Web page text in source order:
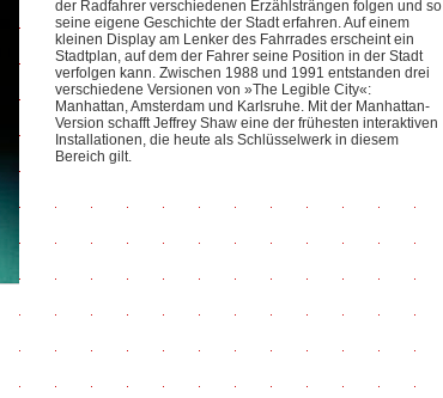
der Radfahrer verschiedenen Erzählsträngen folgen und so
seine eigene Geschichte der Stadt erfahren. Auf einem
kleinen Display am Lenker des Fahrrades erscheint ein
Stadtplan, auf dem der Fahrer seine Position in der Stadt
verfolgen kann. Zwischen 1988 und 1991 entstanden drei
verschiedene Versionen von »The Legible City«:
Manhattan, Amsterdam und Karlsruhe. Mit der Manhattan-
Version schafft Jeffrey Shaw eine der frühesten interaktiven
Installationen, die heute als Schlüsselwerk in diesem
Bereich gilt.